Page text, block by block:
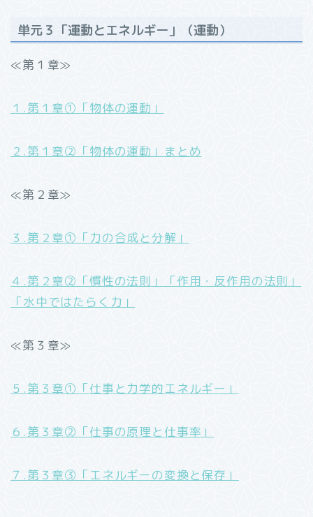
単元３「運動とエネルギー」（運動）
≪第１章≫
１.第１章①「物体の運動」
２.第１章②「物体の運動」まとめ
≪第２章≫
３.第２章①「力の合成と分解」
４.第２章②「慣性の法則」「作用・反作用の法則」
「水中ではたらく力」
≪第３章≫
５.第３章①「仕事と力学的エネルギー」
６.第３章②「仕事の原理と仕事率」
７.第３章③「エネルギーの変換と保存」